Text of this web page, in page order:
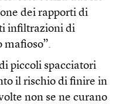
dei rapporti di
infiltrazioni di
mafioso”.
piccoli spacciatori
il rischio di finire in
non se ne curano